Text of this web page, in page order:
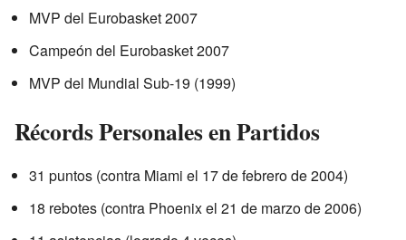
MVP del Eurobasket 2007
Campeón del Eurobasket 2007
MVP del Mundial Sub-19 (1999)
Récords Personales en Partidos
31 puntos (contra Miami el 17 de febrero de 2004)
18 rebotes (contra Phoenix el 21 de marzo de 2006)